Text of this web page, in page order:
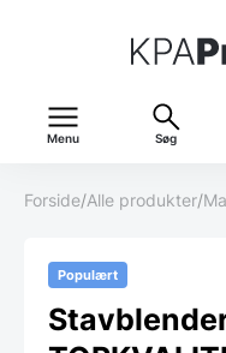
Menu Søg
Forside/Alle produkter/
Populært